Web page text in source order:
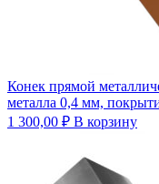
Конек прямой
металла 0,4 мм,
1 300,00 ₽ В корзину